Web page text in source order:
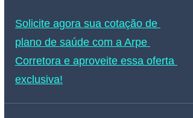
Solicite agora sua cotação de
plano de saúde com a Arpe
Corretora e aproveite essa oferta
exclusiva!